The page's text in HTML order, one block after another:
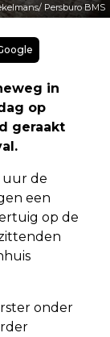
Persburo BMS
in
op
geraakt
uur de
een
op de
onder